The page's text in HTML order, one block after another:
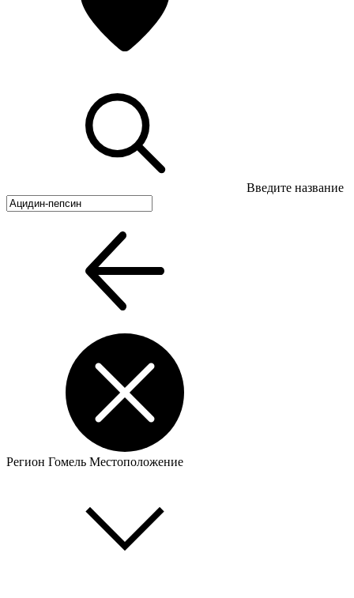
Введите название
Регион Гомель Местоположение